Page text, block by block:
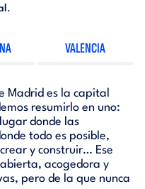
.
VALENCIA
Madrid es la capital
resumirlo en uno:
donde las
todo es posible,
y construir… Ese
acogedora y
pero de la que nunca